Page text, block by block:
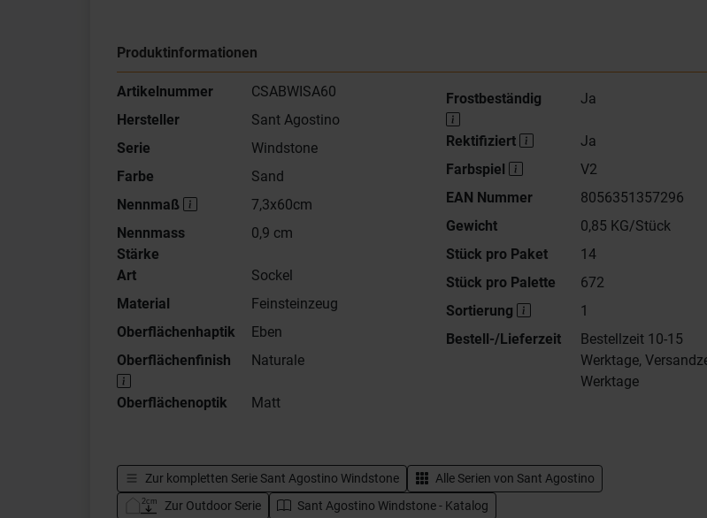
Produktinformationen
Artikelnummer
CSABWISA60
Hersteller
Sant Agostino
Serie
Windstone
Farbe
Sand
Nennmaß
7,3x60cm
Nennmass
Stärke
0,9 cm
Art
Sockel
Material
Feinsteinzeug
Oberflächenhaptik
Eben
Oberflächenfinish
Naturale
Oberflächenoptik Matt
Frostbeständig Ja
Rektifiziert
Ja
Farbspiel
V2
EAN Nummer
8056351357296
Gewicht
0,85 KG/Stück
Stück pro Paket
14
Stück pro Palette
672
Sortierung
1
Bestell-/Lieferzeit
Bestellzeit 10-15
Werktage,
Werktage
Zur kompletten Serie Sant Agostino Windstone Alle Serien von Sant Agostino
Zur Outdoor Serie
Sant Agostino Windstone - Katalog